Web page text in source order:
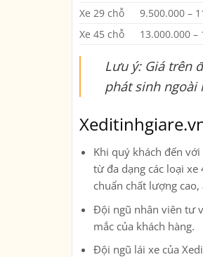
Xe 29 chỗ
9.500.000 –
Xe 45 chỗ
13.000.000 –
Lưu ý: Giá trên
phát sinh ngoài
Khi quý khách đến
từ đa dạng các loại xe
chuẩn chất lượng
Đội ngũ nhân viên tư
mắc của khách hàng.
Đội ngũ lái xe của